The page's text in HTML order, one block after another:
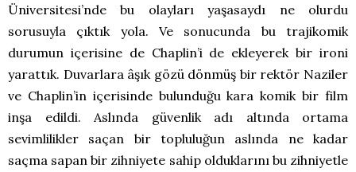
Üniversitesi’nde bu olayları yaşasaydı ne olurdu
sorusuyla çıktık yola. Ve sonucunda bu trajikomik
durumun içerisine de Chaplin’i de ekleyerek bir ironi
yarattık. Duvarlara âşık gözü dönmüş bir rektör Naziler
ve Chaplin’in içerisinde bulunduğu kara komik bir film
inşa edildi. Aslında güvenlik adı altında ortama
sevimlilikler saçan bir topluluğun aslında ne kadar
saçma sapan bir zihniyete sahip olduklarını bu zihniyetle